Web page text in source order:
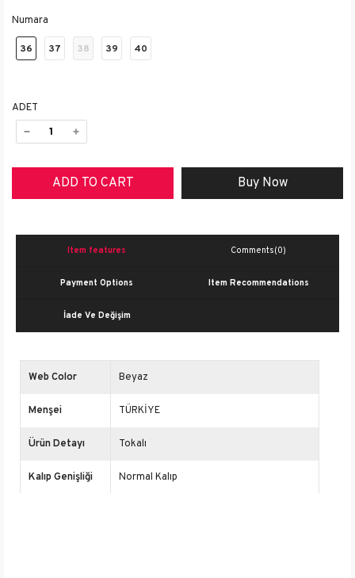
Numara
36 37 38 39 40
ADET
Item features Comments(0)
Payment Options Item Recommendations
İade Ve Değişim
Web Color Beyaz
Menşei TÜRKİYE
Ürün Detayı Tokalı
Kalıp Genişliği Normal Kalıp